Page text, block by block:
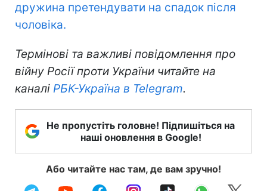
дружина претендувати на спадок після
чоловіка.
Термінові та важливі повідомлення про
війну Росії проти України читайте на
каналі РБК-Україна в Telegram.
Не пропустіть головне! Підпишіться на
наші оновлення в Google!
Або читайте нас там, де вам зручно!